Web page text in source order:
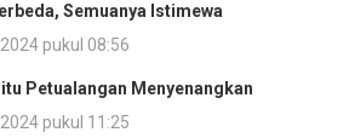
Semuanya Istimewa
pukul 08:56
Petualangan Menyenangkan
pukul 11:25